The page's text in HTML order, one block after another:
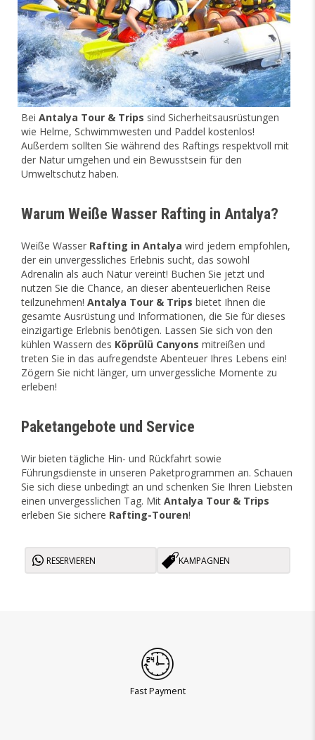
Bei Antalya Tour & Trips sind Sicherheitsausrüstungen
wie Helme, Schwimmwesten und Paddel kostenlos!
Außerdem sollten Sie während des Raftings respektvoll mit
der Natur umgehen und ein Bewusstsein für den
Umweltschutz haben.
Warum Weiße Wasser Rafting in Antalya?
Weiße Wasser Rafting in Antalya wird jedem empfohlen,
der ein unvergessliches Erlebnis sucht, das sowohl
Adrenalin als auch Natur vereint! Buchen Sie jetzt und
nutzen Sie die Chance, an dieser abenteuerlichen Reise
teilzunehmen! Antalya Tour & Trips bietet Ihnen die
gesamte Ausrüstung und Informationen, die Sie für dieses
einzigartige Erlebnis benötigen. Lassen Sie sich von den
kühlen Wassern des Köprülü Canyons mitreißen und
treten Sie in das aufregendste Abenteuer Ihres Lebens ein!
Zögern Sie nicht länger, um unvergessliche Momente zu
erleben!
Paketangebote und Service
Wir bieten tägliche Hin- und Rückfahrt sowie
Führungsdienste in unseren Paketprogrammen an. Schauen
Sie sich diese unbedingt an und schenken Sie Ihren Liebsten
einen unvergesslichen Tag. Mit Antalya Tour & Trips
erleben Sie sichere Rafting-Touren!
RESERVIEREN KAMPAGNEN
Fast Payment